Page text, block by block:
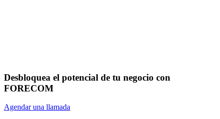
Desbloquea el potencial de tu negocio con
FORECOM
Agendar una llamada